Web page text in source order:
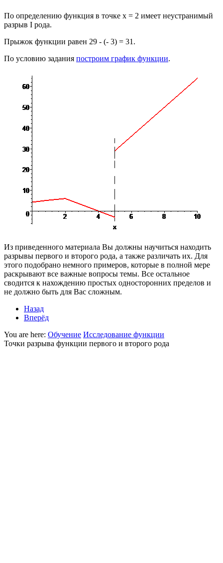
По определению функция в точке x = 2 имеет неустранимый
разрыв І рода.
Прыжок функции равен 29 - (- 3) = 31.
По условию задания построим график функции.
Из приведенного материала Вы должны научиться находить
разрывы первого и второго рода, а также различать их. Для
этого подобрано немного примеров, которые в полной мере
раскрывают все важные вопросы темы. Все остальное
сводится к нахождению простых односторонних пределов и
не должно быть для Вас сложным.
Назад
Вперёд
You are here: Обучение Исследование функции
Точки разрыва функции первого и второго рода